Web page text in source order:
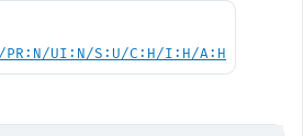
PR:N/UI:N/S:U/C:H/I:H/A:H